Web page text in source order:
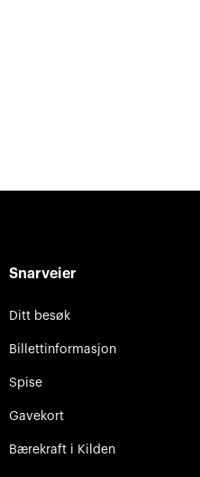
Snarveier
Ditt besøk
Billettinformasjon
Spise
Gavekort
Bærekraft i Kilden